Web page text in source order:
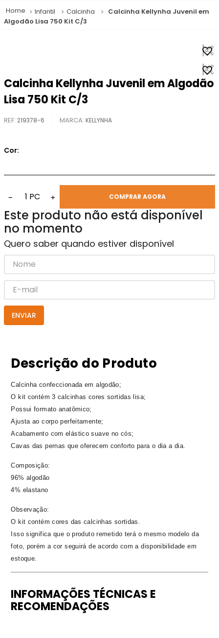
Infantil Calcinha
Calcinha Kellynha Juvenil em
Algodão Lisa 750 Kit C/3
Calcinha Kellynha Juvenil em Algodão
Lisa 750 Kit C/3
REF: 219378-6 KELLYNHA
Cor:
− 1 PC + COMPRAR AGORA
Este produto não está disponível
no momento
Quero saber quando estiver disponível
ENVIAR
Descrição do Produto
Calcinha confeccionada em algodão;
O kit contém 3 calcinhas cores sortidas lisa;
Possui formato anatômico;
Ajusta ao corpo perfeitamente;
Acabamento com elástico suave no cós;
Cavas das pernas que oferecem conforto para o dia a dia.
Composição:
96% algodão
4% elastano
Observação:
O kit contém cores das calcinhas sortidas.
Isso significa que o produto remetido terá o mesmo modelo da
foto, porém a cor seguirá de acordo com a disponibilidade em
estoque.
INFORMAÇÕES TÉCNICAS E
RECOMENDAÇÕES